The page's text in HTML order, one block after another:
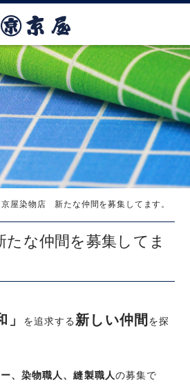
屋染物店 新たな仲間を募集してます。
な仲間を募集してま
」 を追求する新しい仲間 を探
、染物職人、縫製職人の募集で